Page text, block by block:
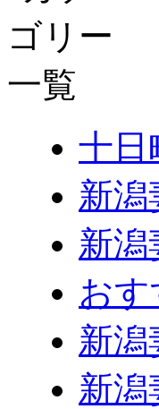
十日
新
新
お
新潟
新潟